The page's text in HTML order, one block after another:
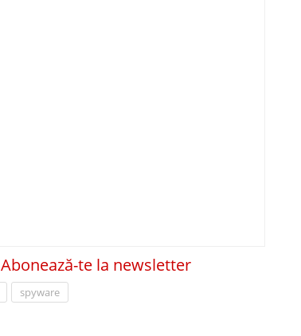
Abonează-te la newsletter
spyware